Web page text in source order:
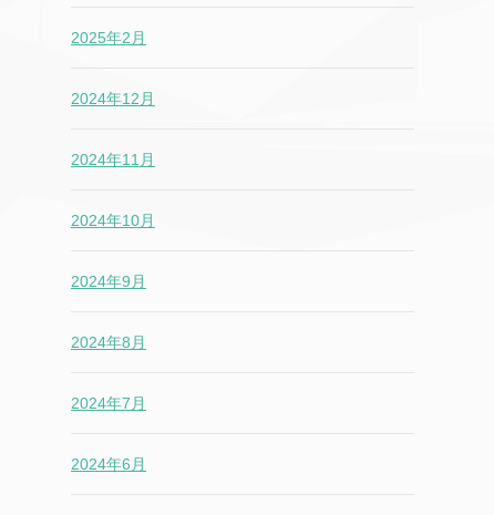
2025年2月
2024年12月
2024年11月
2024年10月
2024年9月
2024年8月
2024年7月
2024年6月